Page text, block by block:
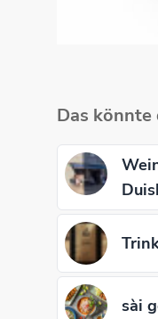
Das könnte
sài